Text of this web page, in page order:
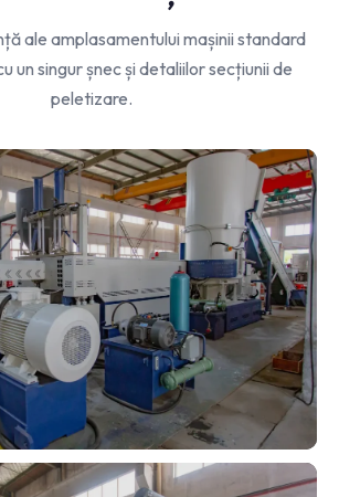
ale amplasamentului mașinii standard
un singur șnec și detaliilor secțiunii de
peletizare.